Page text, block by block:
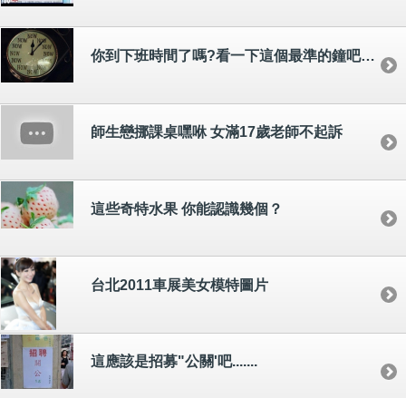
你到下班時間了嗎?看一下這個最準的鐘吧~~到鐘了,下班走人阿~
師生戀挪課桌嘿咻 女滿17歲老師不起訴
這些奇特水果 你能認識幾個？
台北2011車展美女模特圖片
這應該是招募"公關'吧.......